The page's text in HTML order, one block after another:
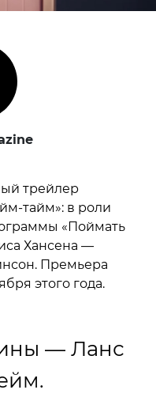
трейлер
тайм»: в роли
«Поймать
Хансена —
Премьера
этого года.
— Ланс